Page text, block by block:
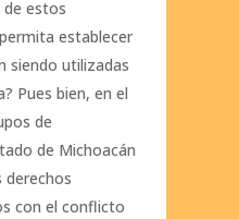
estos
establecer
siendo utilizadas
Pues bien, en el
de
de Michoacán
derechos
con el conflicto